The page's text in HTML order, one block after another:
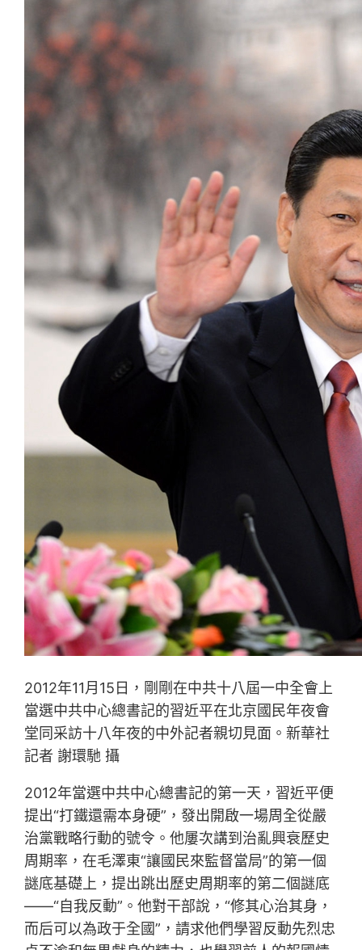
2012年11月15日，剛剛在中共十八屆一中全會上
當選中共中心總書記的習近平在北京國民年夜會
堂同采訪十八年夜的中外記者親切見面。新華社
記者 謝環馳 攝
2012年當選中共中心總書記的第一天，習近平便
提出“打鐵還需本身硬”，發出開啟一場周全從嚴
治黨戰略行動的號令。他屢次講到治亂興衰歷史
周期率，在毛澤東“讓國民來監督當局”的第一個
謎底基礎上，提出跳出歷史周期率的第二個謎底
——“自我反動”。他對干部說，“修其心治其身，
而后可以為政于全國”，請求他們學習反動先烈忠